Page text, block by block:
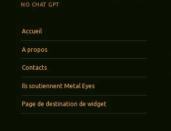
NO CHAT GPT
Aller au contenu principal
Accueil
A propos
Contacts
Ils soutiennent Metal Eyes
Page de destination de widget